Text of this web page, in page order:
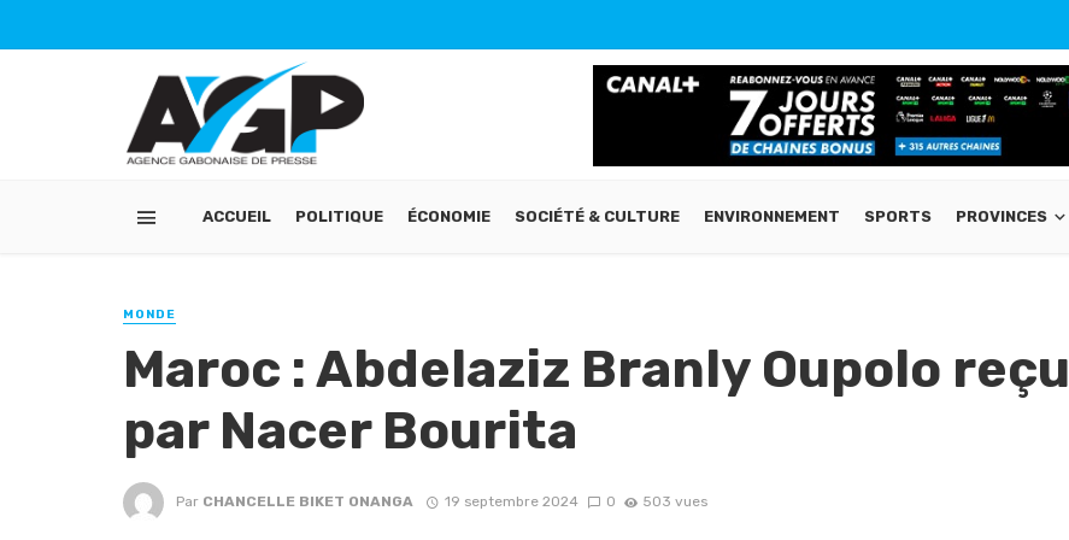
ACCUEIL POLITIQUE ÉCONOMIE SOCIÉTÉ & CULTURE ENVIRONNEMENT SPORTS PROVINCES
MONDE
Maroc : Abdelaziz Branly Oupolo reçu
par Nacer Bourita
Par CHANCELLE BIKET ONANGA 19 septembre 2024 0 503 vues